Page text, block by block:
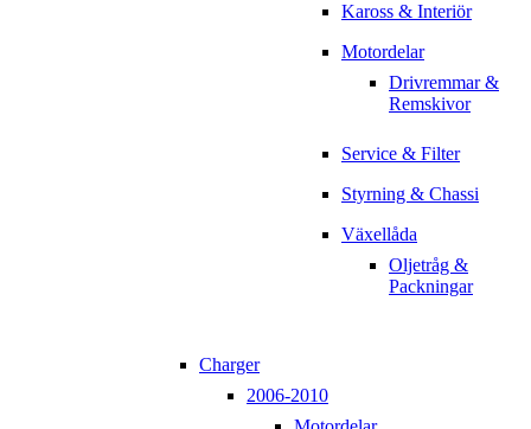
Kaross & Interiör
Motordelar
Drivremmar &
Remskivor
Service & Filter
Styrning & Chassi
Växellåda
Oljetråg &
Packningar
Charger
2006-2010